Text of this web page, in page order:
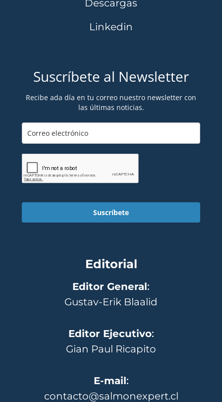
Descargas
Linkedin
Suscríbete al Newsletter
Recibe ada día en tu correo nuestro newsletter con
las últimas noticias.
Suscríbete
Editorial
Editor General:
Gustav-Erik Blaalid
Editor Ejecutivo:
Gian Paul Ricapito
E-mail:
contacto@salmonexpert.cl